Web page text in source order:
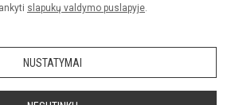
slapukų valdymo puslapyje.
NUSTATYMAI